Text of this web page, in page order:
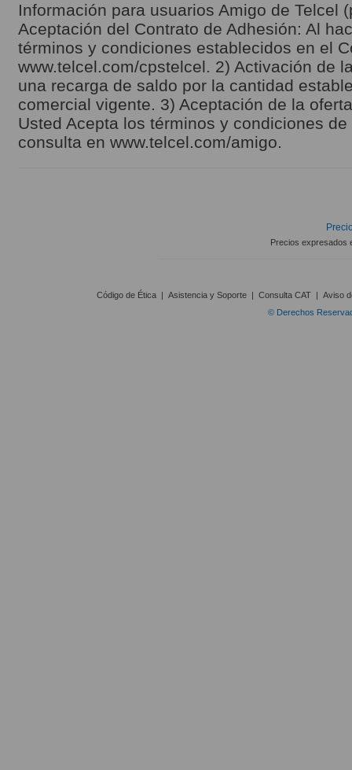
Información para usuarios Amigo de Telcel
Aceptación del Contrato de Adhesión: Al
términos y condiciones establecidos en el
www.telcel.com/cpstelcel. 2) Activación de
una recarga de saldo por la cantidad
comercial vigente. 3) Aceptación de la
Usted Acepta los términos y condiciones
consulta en www.telcel.com/amigo.
Precios expresados
Código de Ética | Asistencia y Soporte | Consulta CAT | Aviso
© Derechos